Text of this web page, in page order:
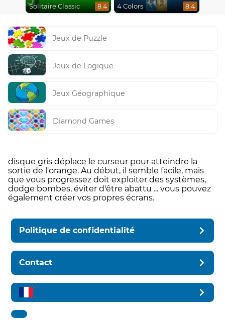
Solitaire Classic 8.4 4 Colors 8.4
Jeux de Puzzle
Jeux de Logique
Jeux Géographique
Diamond Games
disque gris déplace le curseur pour atteindre la
sortie de l'orange. Au début, il semble facile, mais
que vous progressez doit exploiter des systèmes,
dodge bombes, éviter d'être abattu ... vous pouvez
également créer vos propres écrans.
Politique de confidentialité
Contact